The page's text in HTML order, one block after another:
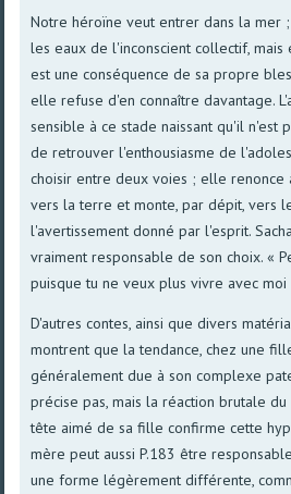
Notre héroïne veut entrer dans la mer
les eaux de l'inconscient collectif,
est une conséquence de sa propre
elle refuse d'en connaître davantage.
sensible à ce stade naissant qu'il n'est
de retrouver l'enthousiasme de
choisir entre deux voies ; elle
vers la terre et monte, par dépit, vers
l'avertissement donné par l'esprit.
vraiment responsable de son choix. «
puisque tu ne veux plus vivre avec moi
D'autres contes, ainsi que divers
montrent que la tendance, chez une
généralement due à son complexe
précise pas, mais la réaction brutale
tête aimé de sa fille confirme cette
mère peut aussi P.183 être
une forme légèrement différente,